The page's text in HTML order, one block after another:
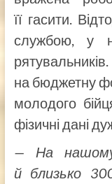
її гасити.
службою, у
на бюджетну
молодого
фізичні дані
— На нашому
й близько